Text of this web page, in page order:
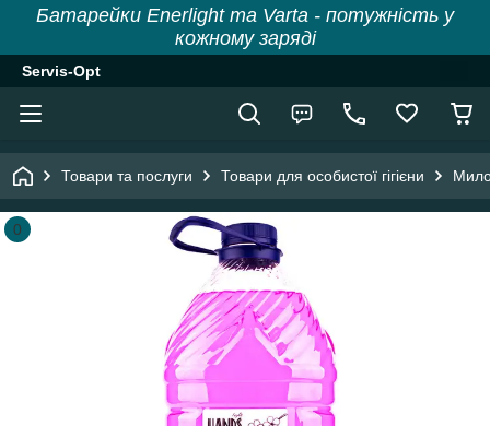
Батарейки Enerlight та Varta - потужність у
кожному заряді
Servis-Opt
Товари та послуги Товари для особистої гігієни
0